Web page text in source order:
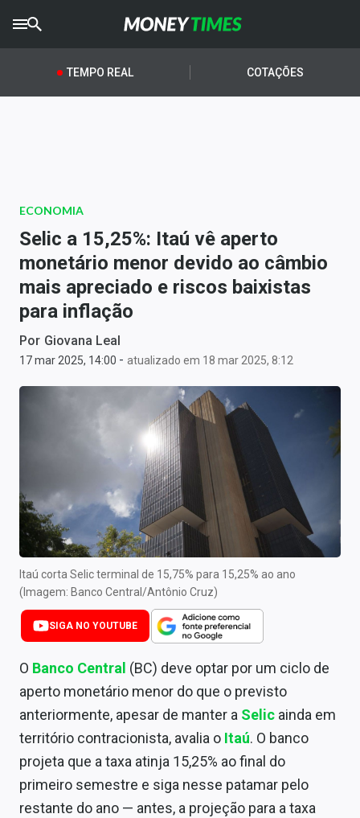
CRYPTOTIMES
AGROTIMES
Newsletters
Money Trader
Anuncie
Últimas Notícias
Carteiras Recomendadas
Central de Dividendos
Central de Fundos Imobiliários
Central dos IPOs
Renda Fixa
Mercados
Empresas
Brasil
TEMPO REAL COTAÇÕES
ECONOMIA
Selic a 15,25%: Itaú vê aperto
monetário menor devido ao câmbio
mais apreciado e riscos baixistas
para inflação
Por Giovana Leal
17 mar 2025, 14:00 - atualizado em 18 mar 2025, 8:12
Itaú corta Selic terminal de 15,75% para 15,25% ao ano
(Imagem: Banco Central/Antônio Cruz)
SIGA NO YOUTUBE
O Banco Central (BC) deve optar por um ciclo de
aperto monetário menor do que o previsto
anteriormente, apesar de manter a Selic ainda em
território contracionista, avalia o Itaú. O banco
projeta que a taxa atinja 15,25% ao final do
primeiro semestre e siga nesse patamar pelo
restante do ano — antes, a projeção para a taxa